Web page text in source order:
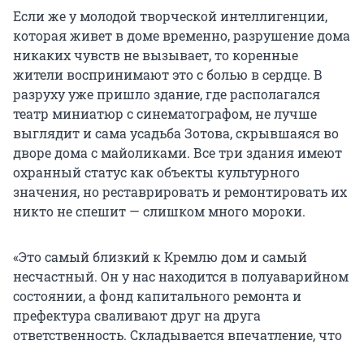
Если же у молодой творческой интеллигенции,
которая живет в доме временно, разрушение дома
никаких чувств не вызывает, то коренные
жители воспринимают это с болью в сердце. В
разруху уже пришло здание, где располагался
театр миниатюр с синематографом, не лучше
выглядит и сама усадьба Зотова, скрывшаяся во
дворе дома с майоликами. Все три здания имеют
охранный статус как объекты культурного
значения, но реставрировать и ремонтировать их
никто не спешит — слишком много мороки.
«Это самый близкий к Кремлю дом и самый
несчастный. Он у нас находится в полуаварийном
состоянии, а фонд капитального ремонта и
префектура сваливают друг на друга
ответственность. Складывается впечатление, что